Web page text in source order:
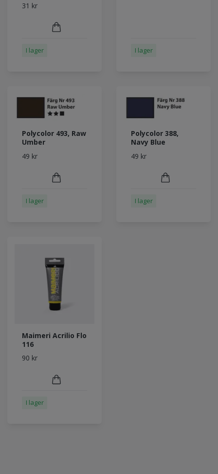
31 kr
I lager I lager
Polycolor 493, Raw
Umber
49 kr
I lager
Polycolor 388,
Navy Blue
49 kr
I lager
Maimeri Acrilio Flo
116
90 kr
I lager